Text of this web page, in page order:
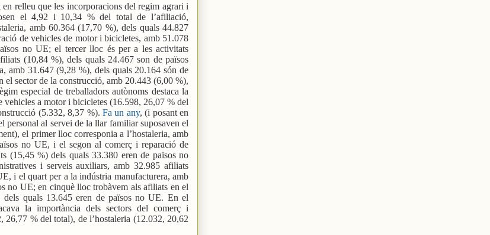
relleu que les incorporacions del regim agrari i
el 4,92 i 10,34 % del total de l’afiliació,
amb 60.364 (17,70 %), dels quals 44.827
de vehicles de motor i bicicletes, amb 51.078
no UE; el tercer lloc és per a les activitats
(10,84 %), dels quals 24.467 son de països
amb 31.647 (9,28 %), dels quals 20.164 són de
sector de la construcció, amb 20.443 (6,00 %),
especial de treballadors autònoms destaca la
vehicles a motor i bicicletes (16.598, 26,07 % del
(5.332, 8,37 %).Fa un any, (i posant en
al servei de la llar familiar suposaven el
el primer lloc corresponia a l’hostaleria, amb
no UE, i el segon al comerç i reparació de
(15,45 %) dels quals 33.380 eren de països no
i serveis auxiliars, amb 32.985 afiliats
i el quart per a la indústria manufacturera, amb
no UE; en cinquè lloc trobàvem als afiliats en el
quals 13.645 eren de països no UE. En el
la importància dels sectors del comerç i
% del total), de l’hostaleria (12.032, 20,62